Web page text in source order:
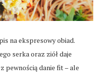
na ekspresowy obiad.
serka oraz ziół daje
pewnością danie fit – ale